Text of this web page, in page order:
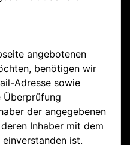
angebotenen
benötigen wir
Adresse sowie
Überprüfung
der angegebenen
Inhaber mit dem
ist.